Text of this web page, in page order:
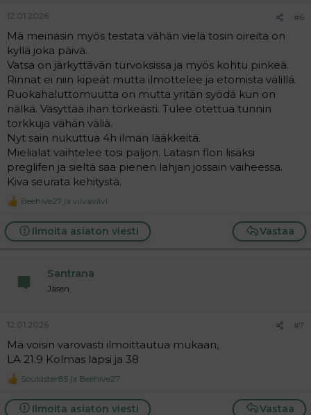
12.01.2026 #6
Mä meinasin myös testata vähän vielä tosin oireita on
kyllä joka päivä.
Vatsa on järkyttävän turvoksissa ja myös kohtu pinkeä.
Rinnat ei niin kipeät mutta ilmottelee ja etomista välillä.
Ruokahaluttomuutta on mutta yritän syödä kun on
nälkä. Väsyttää ihan törkeästi. Tulee otettua tunnin
torkkuja vähän väliä.
Nyt sain nukuttua 4h ilman lääkkeitä.
Mielialat vaihtelee tosi paljon. Latasin flon lisäksi
preglifen ja sieltä saa pienen lahjan jossain vaiheessa.
Kiva seurata kehitystä.
R
a
c
t
Beehive27 ja viivaviivi
Vastaa
Ilmoita asiaton viesti
Santrana
Jäsen
12.01.2026 #7
Mä voisin varovasti ilmoittautua mukaan,
LA 21.9 Kolmas lapsi ja 38
R
a
Soulsister85 ja Beehive27
Vastaa
Ilmoita asiaton viesti